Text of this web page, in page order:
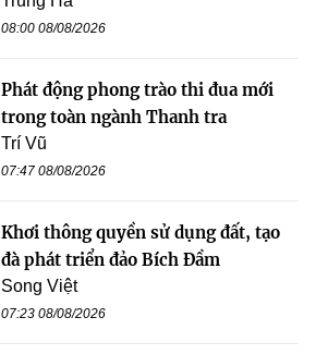
08:00 08/08/2026
Phát động phong trào thi đua mới
trong toàn ngành Thanh tra
Trí Vũ
07:47 08/08/2026
Khơi thông quyền sử dụng đất, tạo
đà phát triển đảo Bích Đầm
Song Việt
07:23 08/08/2026